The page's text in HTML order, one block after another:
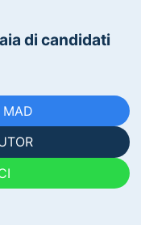
di candidati